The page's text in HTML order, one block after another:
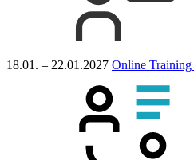
18.01. – 22.01.2027 Online Training